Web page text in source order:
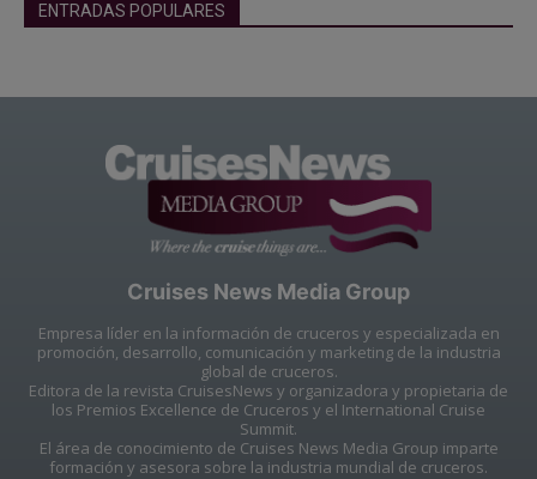
ENTRADAS POPULARES
Cruises News Media Group
Empresa líder en la información de cruceros y especializada en
promoción, desarrollo, comunicación y marketing de la industria
global de cruceros.
Editora de la revista CruisesNews y organizadora y propietaria de
los Premios Excellence de Cruceros y el International Cruise
Summit.
El área de conocimiento de Cruises News Media Group imparte
formación y asesora sobre la industria mundial de cruceros.